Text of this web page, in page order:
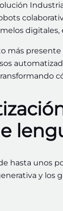
digitales,
más
hasta unos
y los